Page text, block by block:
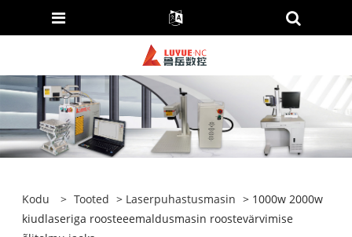
Kodu > Tooted > Laserpuhastusmasin > 1000w 2000w
kiudlaseriga roosteeemaldusmasin roostevärvimise